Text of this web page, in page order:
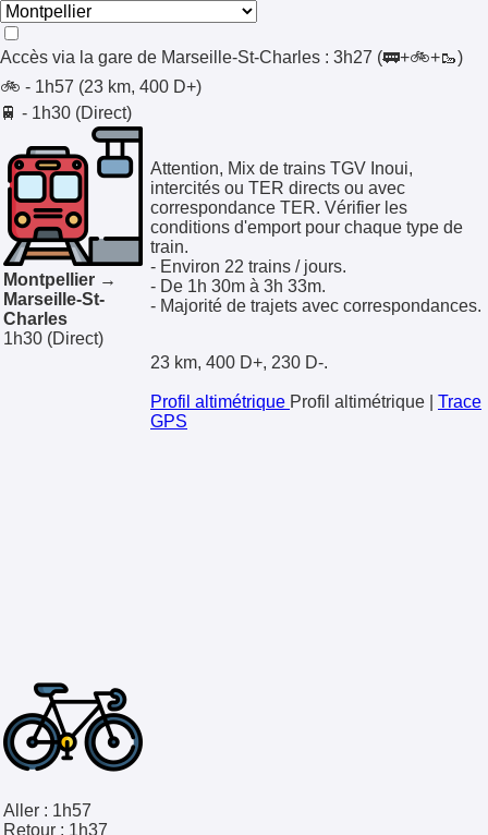
Accès via la gare de Marseille-St-Charles : 3h27 (🚃+🚲+🥾)
🚲 - 1h57 (23 km, 400 D+)
🚆 - 1h30 (Direct)
Montpellier →
Marseille-St-
Charles
1h30 (Direct)
Attention, Mix de trains TGV Inoui,
intercités ou TER directs ou avec
correspondance TER. Vérifier les
conditions d'emport pour chaque type de
train.
- Environ 22 trains / jours.
- De 1h 30m à 3h 33m.
- Majorité de trajets avec correspondances.
Aller : 1h57
Retour : 1h37
23 km, 400 D+, 230 D-.
Profil altimétrique Profil altimétrique
Trace
GPS